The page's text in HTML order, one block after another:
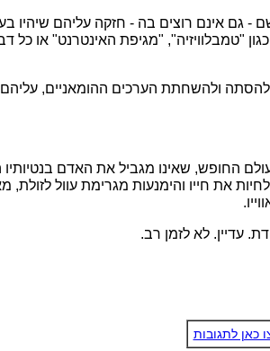
אינם רוצים בה - חזקה עליהם שיהיו
"טמבלוויזיה", "מגיפת האינטרנט" או
להסתה ולהשחתת הערכים ההומאניים,
החופש, שאינו מגביל את האדם בנטיותיו
את חייו והימנעות מגרימת עוול
עדיין. לא לזמן רב.